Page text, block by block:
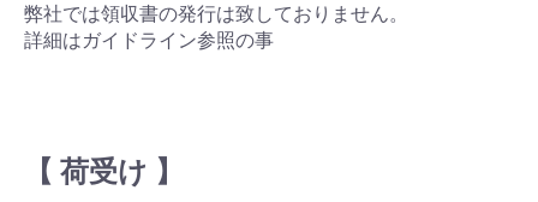
弊社では領収書の発行は致しておりません。
詳細はガイドライン参照の事
【 荷受け 】